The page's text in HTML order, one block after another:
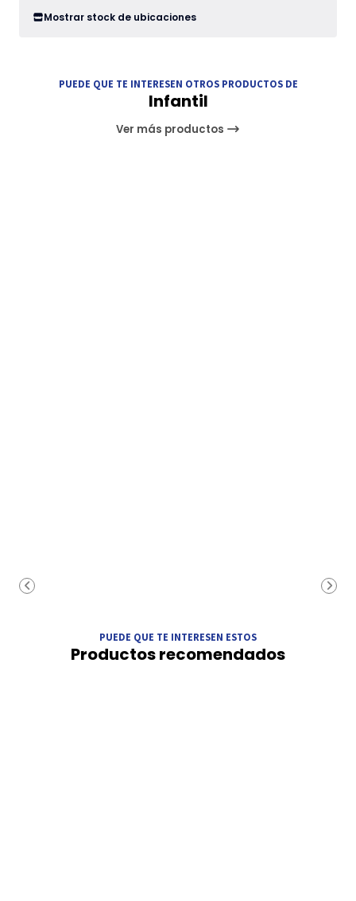
Mostrar stock de ubicaciones
PUEDE QUE TE INTERESEN OTROS PRODUCTOS DE
Infantil
Ver más productos
PUEDE QUE TE INTERESEN ESTOS
Productos recomendados